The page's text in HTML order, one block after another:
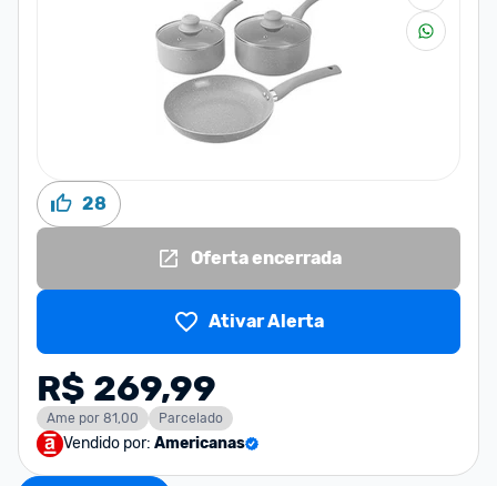
28
Oferta encerrada
Ativar Alerta
R$ 269,99
Ame por 81,00 Parcelado
Vendido por: Americanas